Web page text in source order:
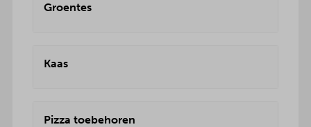
Groentes
Kaas
Pizza toebehoren